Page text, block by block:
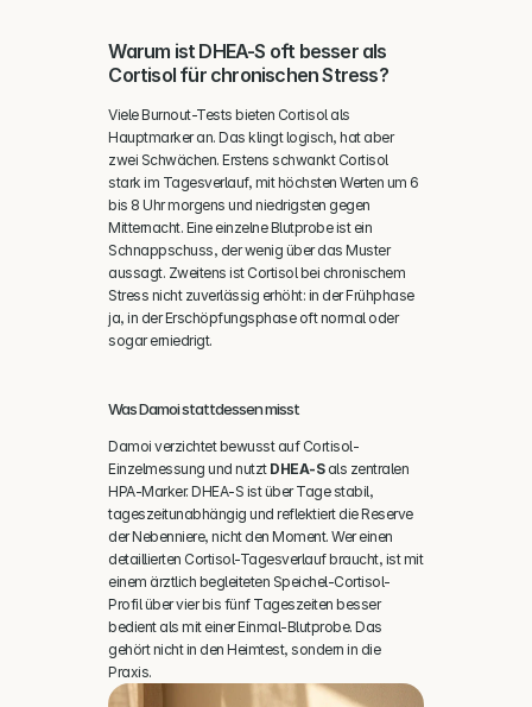
Warum ist DHEA-S oft besser als
Cortisol für chronischen Stress?
Viele Burnout-Tests bieten Cortisol als
Hauptmarker an. Das klingt logisch, hat aber
zwei Schwächen. Erstens schwankt Cortisol
stark im Tagesverlauf, mit höchsten Werten um 6
bis 8 Uhr morgens und niedrigsten gegen
Mitternacht. Eine einzelne Blutprobe ist ein
Schnappschuss, der wenig über das Muster
aussagt. Zweitens ist Cortisol bei chronischem
Stress nicht zuverlässig erhöht: in der Frühphase
ja, in der Erschöpfungsphase oft normal oder
sogar erniedrigt.
Was Damoi stattdessen misst
Damoi verzichtet bewusst auf Cortisol-
Einzelmessung und nutzt DHEA-S als zentralen
HPA-Marker. DHEA-S ist über Tage stabil,
tageszeitunabhängig und reflektiert die Reserve
der Nebenniere, nicht den Moment. Wer einen
detaillierten Cortisol-Tagesverlauf braucht, ist mit
einem ärztlich begleiteten Speichel-Cortisol-
Profil über vier bis fünf Tageszeiten besser
bedient als mit einer Einmal-Blutprobe. Das
gehört nicht in den Heimtest, sondern in die
Praxis.